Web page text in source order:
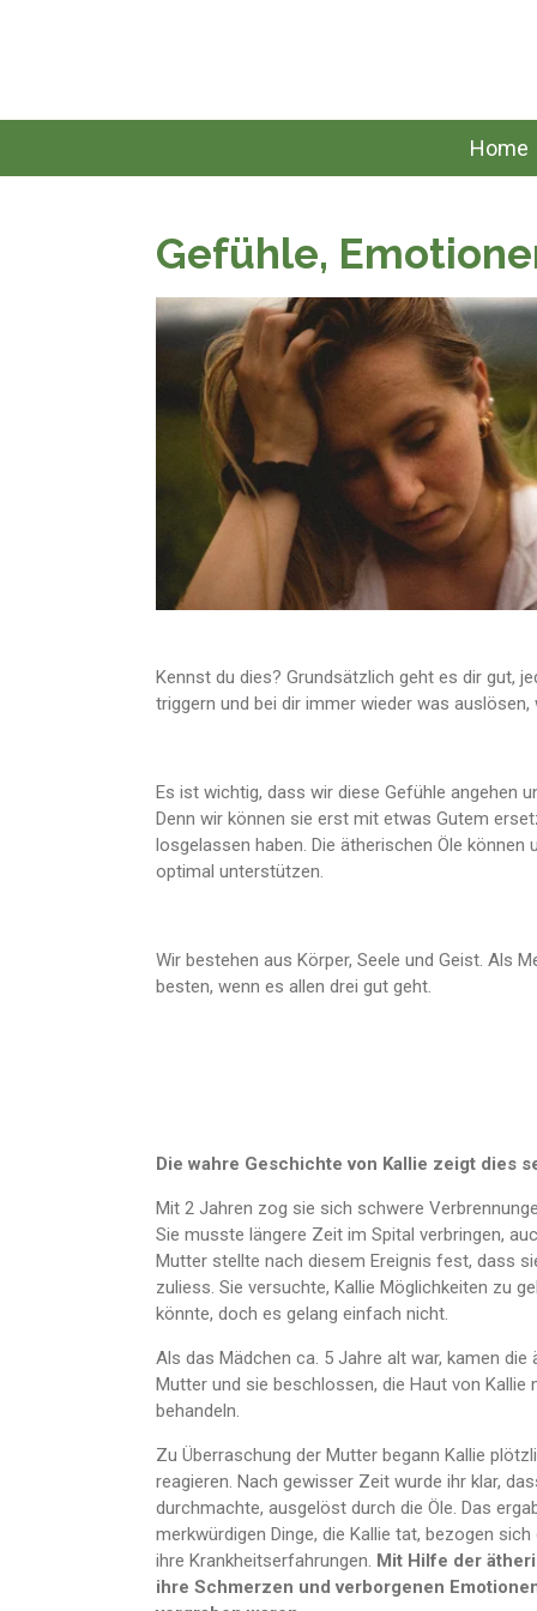
Home
Gefühle,
Kennst du dies? Grundsätzlich geht es dir gut,
triggern und bei dir immer wieder was
Es ist wichtig, dass wir diese Gefühle angehen
Denn wir können sie erst mit etwas Gutem
losgelassen haben. Die ätherischen Öle können
optimal unterstützen.
Wir bestehen aus Körper, Seele und Geist. Als
besten, wenn es allen drei gut geht.
Die wahre Geschichte von Kallie zeigt dies
Mit 2 Jahren zog sie sich schwere
Sie musste längere Zeit im Spital verbringen,
Mutter stellte nach diesem Ereignis fest, dass
zuliess. Sie versuchte, Kallie Möglichkeiten zu
könnte, doch es gelang einfach nicht.
Als das Mädchen ca. 5 Jahre alt war, kamen die
Mutter und sie beschlossen, die Haut von Kallie
behandeln.
Zu Überraschung der Mutter begann Kallie
reagieren. Nach gewisser Zeit wurde ihr klar,
durchmachte, ausgelöst durch die Öle. Das
merkwürdigen Dinge, die Kallie tat, bezogen
ihre Krankheitserfahrungen. Mit Hilfe der
ihre Schmerzen und verborgenen